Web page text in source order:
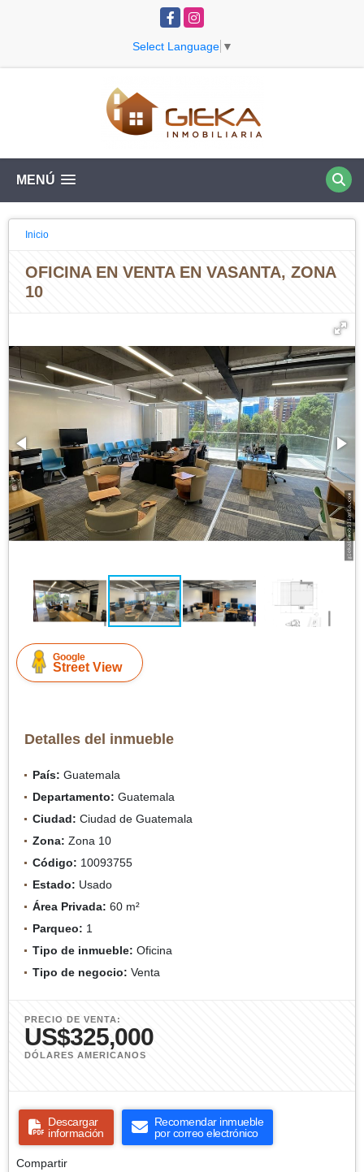
FacebookInstagram
Select Language ▼
MENÚ
Inicio
OFICINA EN VENTA EN VASANTA, ZONA
10
Google
Street View
Detalles del inmueble
País: Guatemala
Departamento: Guatemala
Ciudad: Ciudad de Guatemala
Zona: Zona 10
Código: 10093755
Estado: Usado
Área Privada: 60 m²
Parqueo: 1
Tipo de inmueble: Oficina
Tipo de negocio: Venta
PRECIO DE VENTA:
US$325,000
DÓLARES AMERICANOS
Descargar
información
Recomendar inmueble
por correo electrónico
Compartir